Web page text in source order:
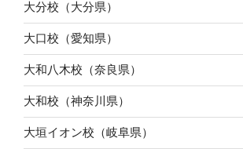
大分校（大分県）
大口校（愛知県）
大和八木校（奈良県）
大和校（神奈川県）
大垣イオン校（岐阜県）